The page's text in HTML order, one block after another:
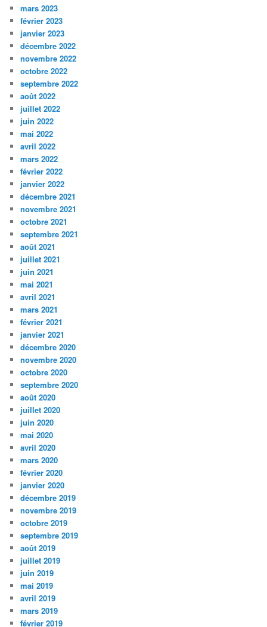
mars 2023
février 2023
janvier 2023
décembre 2022
novembre 2022
octobre 2022
septembre 2022
août 2022
juillet 2022
juin 2022
mai 2022
avril 2022
mars 2022
février 2022
janvier 2022
décembre 2021
novembre 2021
octobre 2021
septembre 2021
août 2021
juillet 2021
juin 2021
mai 2021
avril 2021
mars 2021
février 2021
janvier 2021
décembre 2020
novembre 2020
octobre 2020
septembre 2020
août 2020
juillet 2020
juin 2020
mai 2020
avril 2020
mars 2020
février 2020
janvier 2020
décembre 2019
novembre 2019
octobre 2019
septembre 2019
août 2019
juillet 2019
juin 2019
mai 2019
avril 2019
mars 2019
février 2019